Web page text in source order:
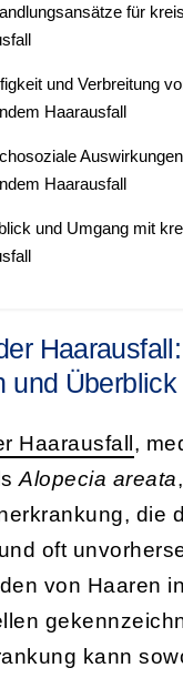
für
und Verbreitung
Haarausfall
Haarausfall
und Umgang mit
Haarausfall:
und Überblick
Haarausfall,
Alopecia areata
die
oft
von Haaren
kann